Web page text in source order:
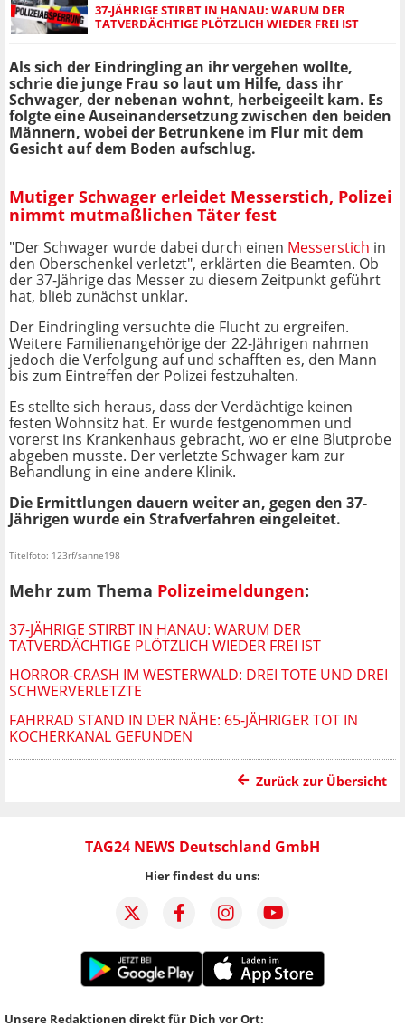
37-JÄHRIGE STIRBT IN HANAU: WARUM DER
TATVERDÄCHTIGE PLÖTZLICH WIEDER FREI IST
Als sich der Eindringling an ihr vergehen wollte,
schrie die junge Frau so laut um Hilfe, dass ihr
Schwager, der nebenan wohnt, herbeigeeilt kam. Es
folgte eine Auseinandersetzung zwischen den beiden
Männern, wobei der Betrunkene im Flur mit dem
Gesicht auf dem Boden aufschlug.
Mutiger Schwager erleidet Messerstich, Polizei
nimmt mutmaßlichen Täter fest
"Der Schwager wurde dabei durch einen Messerstich in
den Oberschenkel verletzt", erklärten die Beamten. Ob
der 37-Jährige das Messer zu diesem Zeitpunkt geführt
hat, blieb zunächst unklar.
Der Eindringling versuchte die Flucht zu ergreifen.
Weitere Familienangehörige der 22-Jährigen nahmen
jedoch die Verfolgung auf und schafften es, den Mann
bis zum Eintreffen der Polizei festzuhalten.
Es stellte sich heraus, dass der Verdächtige keinen
festen Wohnsitz hat. Er wurde festgenommen und
vorerst ins Krankenhaus gebracht, wo er eine Blutprobe
abgeben musste. Der verletzte Schwager kam zur
Behandlung in eine andere Klinik.
Die Ermittlungen dauern weiter an, gegen den 37-
Jährigen wurde ein Strafverfahren eingeleitet.
Titelfoto: 123rf/sanne198
Mehr zum Thema Polizeimeldungen:
37-JÄHRIGE STIRBT IN HANAU: WARUM DER
TATVERDÄCHTIGE PLÖTZLICH WIEDER FREI IST
HORROR-CRASH IM WESTERWALD: DREI TOTE UND DREI
SCHWERVERLETZTE
FAHRRAD STAND IN DER NÄHE: 65-JÄHRIGER TOT IN
KOCHERKANAL GEFUNDEN
Zurück zur Übersicht
TAG24 NEWS Deutschland GmbH
Hier findest du uns:
Unsere Redaktionen direkt für Dich vor Ort: